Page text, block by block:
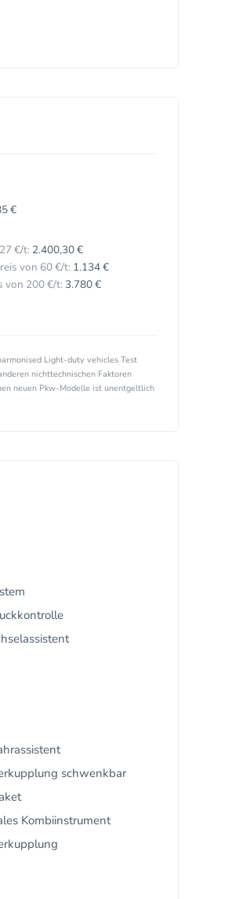
€
€/t: 2.400,30 €
von 60 €/t: 1.134 €
von 200 €/t: 3.780 €
Light-duty vehicles Test
nichttechnischen Faktoren
neuen Pkw-Modelle ist unentgeltlich
schwenkbar
Kombiinstrument